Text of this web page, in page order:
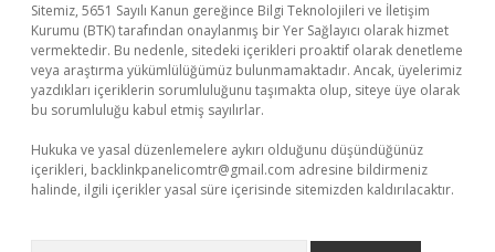
Sitemiz, 5651 Sayılı Kanun gereğince Bilgi Teknolojileri ve İletişim
Kurumu (BTK) tarafından onaylanmış bir Yer Sağlayıcı olarak hizmet
vermektedir. Bu nedenle, sitedeki içerikleri proaktif olarak denetleme
veya araştırma yükümlülüğümüz bulunmamaktadır. Ancak, üyelerimiz
yazdıkları içeriklerin sorumluluğunu taşımakta olup, siteye üye olarak
bu sorumluluğu kabul etmiş sayılırlar.
Hukuka ve yasal düzenlemelere aykırı olduğunu düşündüğünüz
içerikleri, backlinkpanelicomtr@gmail.com adresine bildirmeniz
halinde, ilgili içerikler yasal süre içerisinde sitemizden kaldırılacaktır.